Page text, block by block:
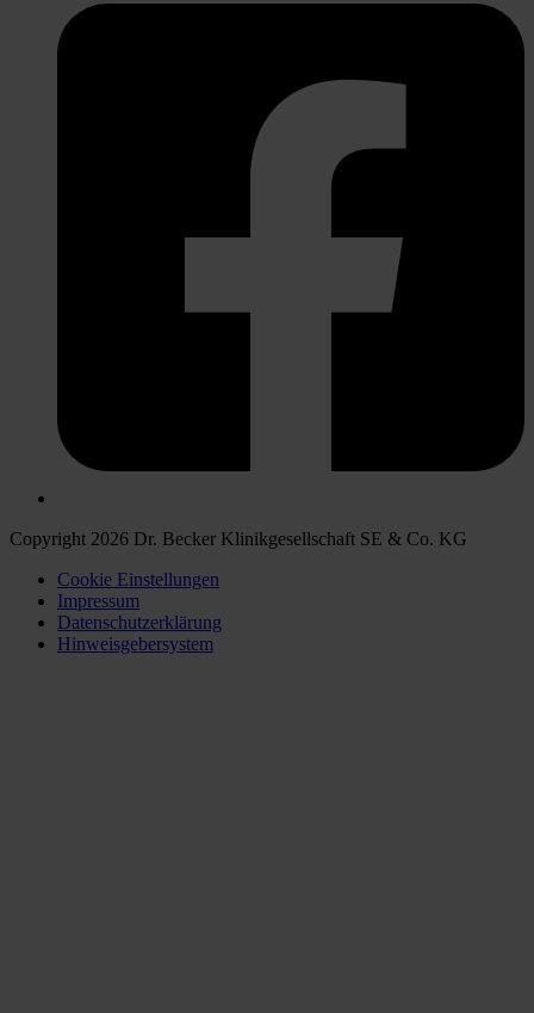
Copyright 2026 Dr. Becker Klinikgesellschaft SE & Co. KG
Cookie Einstellungen
Impressum
Datenschutzerklärung
Hinweisgebersystem